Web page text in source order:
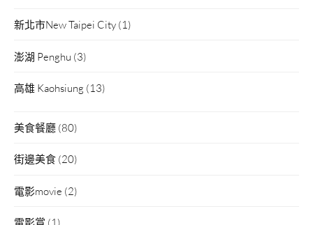
新北市New Taipei City (1)
澎湖 Penghu (3)
高雄 Kaohsiung (13)
美食餐廳 (80)
街邊美食 (20)
電影movie (2)
電影賞 (1)